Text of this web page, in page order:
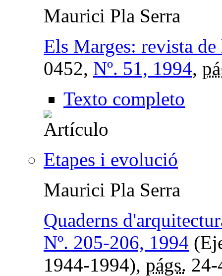
Maurici Pla Serra
Els Marges: revista
0452, Nº. 51, 1994,
Texto completo
Etapes i evolució
Maurici Pla Serra
Quaderns
Nº. 205-206, 1994
1944-1994), págs. 24-